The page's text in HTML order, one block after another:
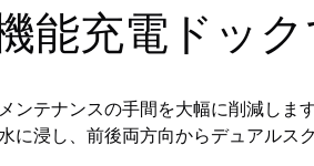
能充電ドッ
ンテナンスの手間を大幅に削減し
に浸し、前後両方向からデュアルス